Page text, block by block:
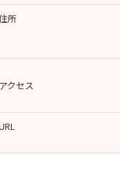
所
アクセス